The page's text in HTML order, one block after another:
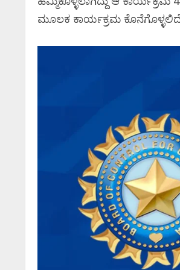
ಮೂಲಕ ಕಾರ್ಯಕ್ರಮ